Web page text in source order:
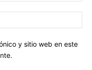
y sitio web en este